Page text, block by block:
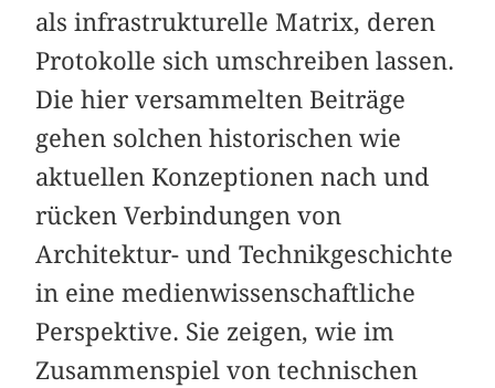
als infrastrukturelle Matrix, deren
Protokolle sich umschreiben lassen.
Die hier versammelten Beiträge
gehen solchen historischen wie
aktuellen Konzeptionen nach und
rücken Verbindungen von
Architektur- und Technikgeschichte
in eine medienwissenschaftliche
Perspektive. Sie zeigen, wie im
Zusammenspiel von technischen